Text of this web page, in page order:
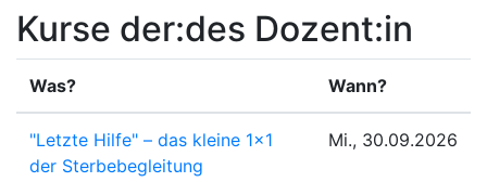
Kurse der:des Dozent:in
Was? Wann?
"Letzte Hilfe" – das kleine 1x1
der Sterbebegleitung
Mi., 30.09.2026